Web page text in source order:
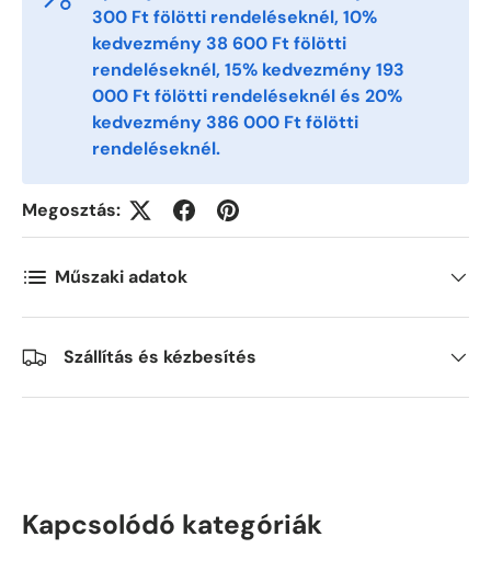
Postnummer *
Antall *
Kommentarer
300 Ft fölötti rendeléseknél, 10%
kedvezmény 38 600 Ft fölötti
rendeléseknél, 15% kedvezmény 193
000 Ft fölötti rendeléseknél és 20%
kedvezmény 386 000 Ft fölötti
rendeléseknél.
Megosztás:
Műszaki adatok
Szállítás és kézbesítés
Kapcsolódó kategóriák